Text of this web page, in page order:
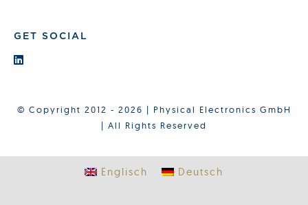
GET SOCIAL
© Copyright 2012 - 2026 | Physical Electronics GmbH
| All Rights Reserved
Englisch Deutsch